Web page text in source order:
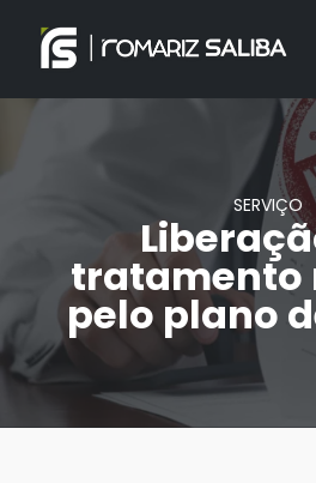
SERVIÇO
tratamento
pelo plano